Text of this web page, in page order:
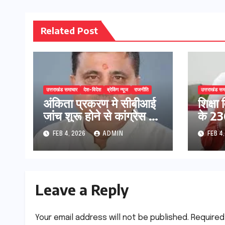
Related Post
उत्तराखंड समाचार देश-विदेश ब्रेकिंग न्यूज राजनीति
अंकिता प्रकरण मे सीबीआई
जांच शुरू होने से कांग्रेस हुई
बेनकाब: भट्ट
FEB 4, 2026 ADMIN
उत्तराखंड
के
FEB
Leave a Reply
Your email address will not be published.